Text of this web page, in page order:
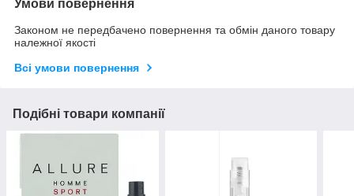
Умови повернення
Законом не передбачено повернення та обмін даного товару
належної якості
Всі умови повернення
Подібні товари компанії